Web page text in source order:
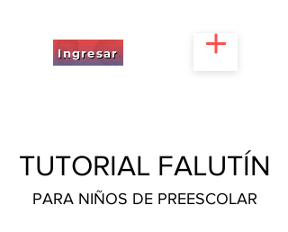
Ingresar
TUTORIAL FALUTÍN
PARA NIÑOS DE PREESCOLAR